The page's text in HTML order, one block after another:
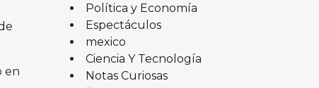
en
Política y Economía
Espectáculos
mexico
Ciencia Y Tecnología
Notas Curiosas